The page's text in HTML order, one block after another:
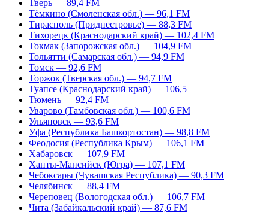
Тверь — 89,4 FM
Тёмкино (Смоленская обл.) — 96,1 FM
Тирасполь (Приднестровье) — 88,3 FM
Тихорецк (Краснодарский край) — 102,4 FM
Токмак (Запорожская обл.) — 104,9 FM
Тольятти (Самарская обл.) — 94,9 FM
Томск — 92,6 FM
Торжок (Тверская обл.) — 94,7 FM
Туапсе (Краснодарский край) — 106,5
Тюмень — 92,4 FM
Уварово (Тамбовская обл.) — 100,6 FM
Ульяновск — 93,6 FM
Уфа (Республика Башкортостан) — 98,8 FM
Феодосия (Республика Крым) — 106,1 FM
Хабаровск — 107,9 FM
Ханты-Мансийск (Югра) — 107,1 FM
Чебоксары (Чувашская Республика) — 90,3 FM
Челябинск — 88,4 FM
Череповец (Вологодская обл.) — 106,7 FM
Чита (Забайкальский край) — 87,6 FM